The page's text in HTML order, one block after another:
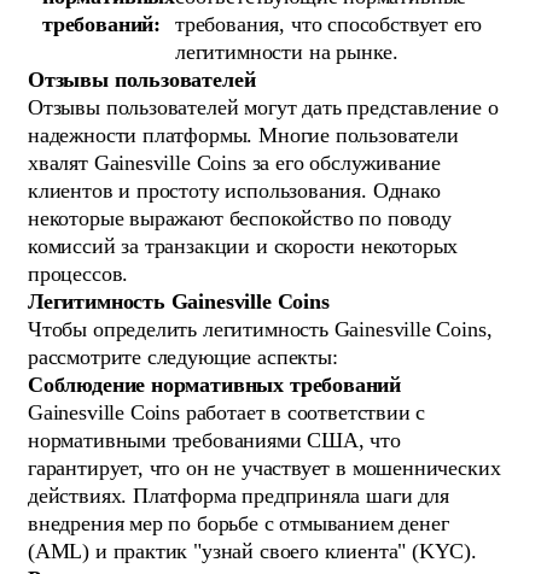
требований:
требования, что способствует его
легитимности на рынке.
Отзывы пользователей
Отзывы пользователей могут дать представление о
надежности платформы. Многие пользователи
хвалят Gainesville Coins за его обслуживание
клиентов и простоту использования. Однако
некоторые выражают беспокойство по поводу
комиссий за транзакции и скорости некоторых
процессов.
Легитимность Gainesville Coins
Чтобы определить легитимность Gainesville Coins,
рассмотрите следующие аспекты:
Соблюдение нормативных требований
Gainesville Coins работает в соответствии с
нормативными требованиями США, что
гарантирует, что он не участвует в мошеннических
действиях. Платформа предприняла шаги для
внедрения мер по борьбе с отмыванием денег
(AML) и практик "узнай своего клиента" (KYC).